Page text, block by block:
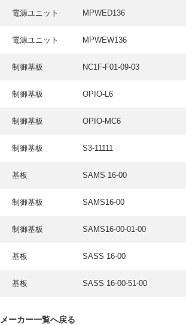
電源ユニット MPWED136
電源ユニット MPWEW136
制御基板 NC1F-F01-09-03
制御基板 OPIO-L6
制御基板 OPIO-MC6
制御基板 S3-11111
基板 SAMS 16-00
制御基板 SAMS16-00
制御基板 SAMS16-00-01-00
基板 SASS 16-00
基板 SASS 16-00-51-00
メーカー一覧へ戻る